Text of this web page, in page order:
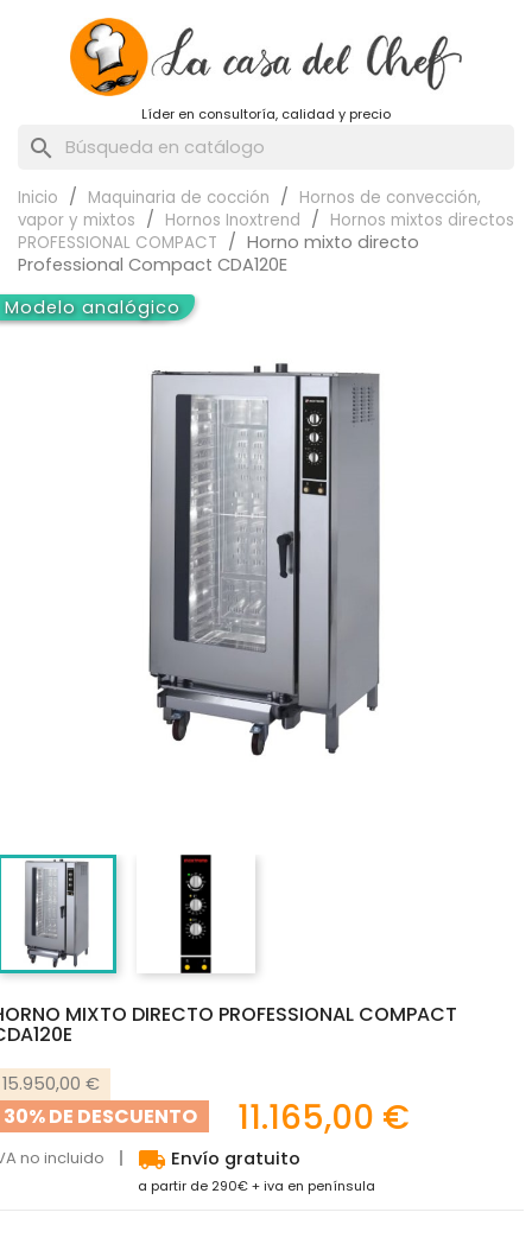
Líder en consultoría, calidad y precio
search
Inicio Maquinaria de cocción
Hornos de convección,
vapor y mixtos
Hornos Inoxtrend
Hornos mixtos directos
PROFESSIONAL COMPACT
Horno mixto directo
Professional Compact CDA120E
Modelo eléctrico
Modelo analógico
MIXTO DIRECTO PROFESSIONAL COMPACT
15.950,00 €
30% DE DESCUENTO 11.165,00 €
no incluido local_shipping Envío gratuito
a partir de 290€ + iva en península